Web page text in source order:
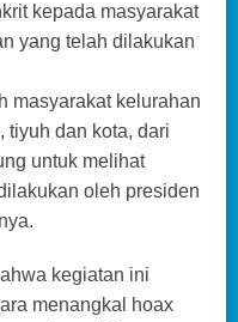
kepada masyarakat
yang telah dilakukan
masyarakat kelurahan
tiyuh dan kota, dari
untuk melihat
oleh presiden
kegiatan ini
menangkal hoax